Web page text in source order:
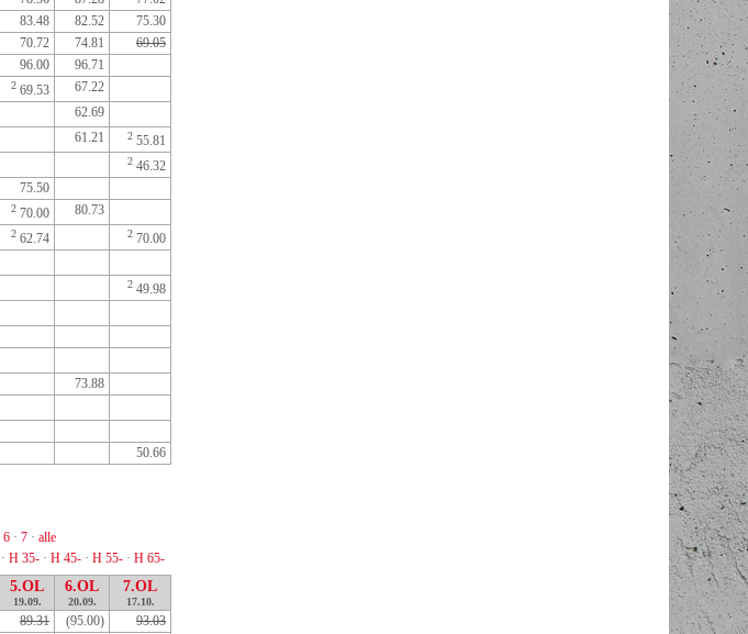
83.48 82.52
75.30
70.72 74.81
69.05
96.00
96.71
2 69.53
67.22
62.69
61.21 2 55.81
2 46.32
75.50
2 70.00
80.73
2 62.74 2 70.00
2 49.98
73.88
50.66
6 · 7 · alle
· H 35- · H 45- · H 55- · H 65-
5.OL
19.09.
6.OL
20.09.
7.OL
17.10.
89.31 (95.00)
93.03